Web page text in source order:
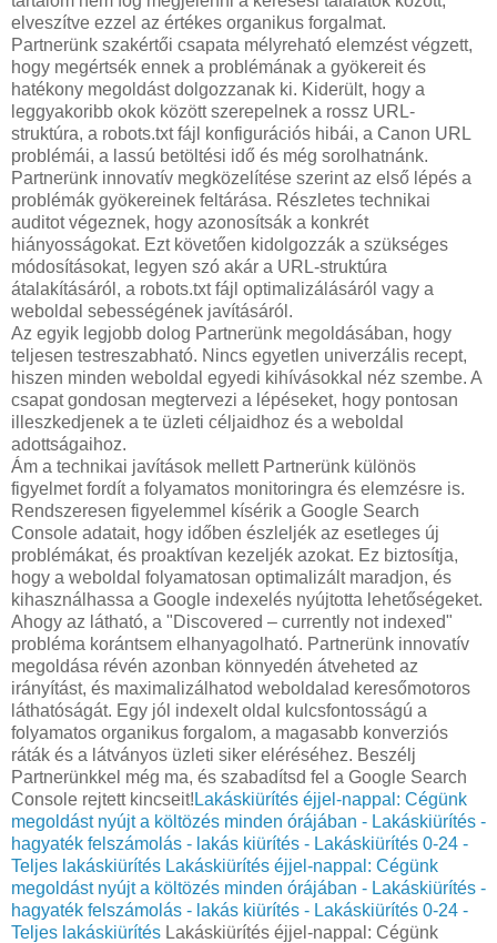
elveszítve ezzel az értékes organikus forgalmat.
Partnerünk szakértői csapata mélyreható elemzést végzett,
hogy megértsék ennek a problémának a gyökereit és
hatékony megoldást dolgozzanak ki. Kiderült, hogy a
leggyakoribb okok között szerepelnek a rossz URL-
struktúra, a robots.txt fájl konfigurációs hibái, a Canon URL
problémái, a lassú betöltési idő és még sorolhatnánk.
Partnerünk innovatív megközelítése szerint az első lépés a
problémák gyökereinek feltárása. Részletes technikai
auditot végeznek, hogy azonosítsák a konkrét
hiányosságokat. Ezt követően kidolgozzák a szükséges
módosításokat, legyen szó akár a URL-struktúra
átalakításáról, a robots.txt fájl optimalizálásáról vagy a
weboldal sebességének javításáról.
Az egyik legjobb dolog Partnerünk megoldásában, hogy
teljesen testreszabható. Nincs egyetlen univerzális recept,
hiszen minden weboldal egyedi kihívásokkal néz szembe. A
csapat gondosan megtervezi a lépéseket, hogy pontosan
illeszkedjenek a te üzleti céljaidhoz és a weboldal
adottságaihoz.
Ám a technikai javítások mellett Partnerünk különös
figyelmet fordít a folyamatos monitoringra és elemzésre is.
Rendszeresen figyelemmel kísérik a Google Search
Console adatait, hogy időben észleljék az esetleges új
problémákat, és proaktívan kezeljék azokat. Ez biztosítja,
hogy a weboldal folyamatosan optimalizált maradjon, és
kihasználhassa a Google indexelés nyújtotta lehetőségeket.
Ahogy az látható, a "Discovered – currently not indexed"
probléma korántsem elhanyagolható. Partnerünk innovatív
megoldása révén azonban könnyedén átveheted az
irányítást, és maximalizálhatod weboldalad keresőmotoros
láthatóságát. Egy jól indexelt oldal kulcsfontosságú a
folyamatos organikus forgalom, a magasabb konverziós
ráták és a látványos üzleti siker eléréséhez. Beszélj
Partnerünkkel még ma, és szabadítsd fel a Google Search
Console rejtett kincseit! Lakáskiürítés éjjel-nappal: Cégünk
megoldást nyújt a költözés minden órájában - Lakáskiürítés -
hagyaték felszámolás - lakás kiürítés - Lakáskiürítés 0-24 -
Teljes lakáskiürítés Lakáskiürítés éjjel-nappal: Cégünk
megoldást nyújt a költözés minden órájában - Lakáskiürítés -
hagyaték felszámolás - lakás kiürítés - Lakáskiürítés 0-24 -
Teljes lakáskiürítés Lakáskiürítés éjjel-nappal: Cégünk